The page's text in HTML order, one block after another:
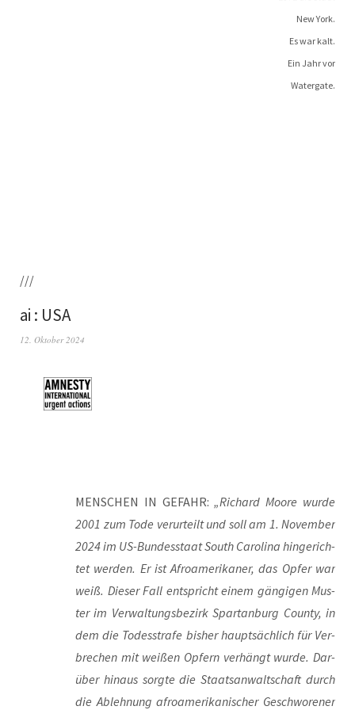
New York.
Es war kalt.
Ein Jahr vor
Watergate.
///
ai : USA
12. Oktober 2024
MENSCHEN IN GEFAHR:„Richard Moo­re wur­de
2001 zum Tode ver­ur­teilt und soll am 1. Novem­ber
2024 im US-Bun­des­staat South Caro­li­na hin­ge­rich­
tet wer­den. Er ist Afro­ame­ri­ka­ner, das Opfer war
weiß. Die­ser Fall ent­spricht einem gän­gi­gen Mus­
ter im Ver­wal­tungs­be­zirk Spar­tan­burg Coun­ty, in
dem die Todes­stra­fe bis­her haupt­säch­lich für Ver­
bre­chen mit wei­ßen Opfern ver­hängt wur­de. Dar­
über hin­aus sorg­te die Staats­an­walt­schaft durch
die Ableh­nung afro­ame­ri­ka­ni­scher Geschwo­re­ner